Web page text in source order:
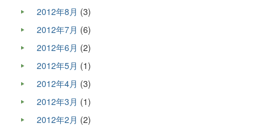
2012年8月 (3)
2012年7月 (6)
2012年6月 (2)
2012年5月 (1)
2012年4月 (3)
2012年3月 (1)
2012年2月 (2)